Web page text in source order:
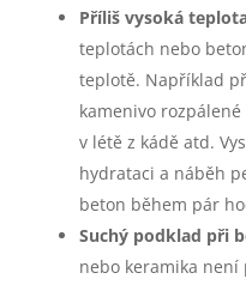
Příliš vysoká
teplotách nebo
teplotě. Například
kamenivo
v létě z kádě atd.
hydrataci a náběh
beton během pár
Suchý podklad při
nebo keramika není